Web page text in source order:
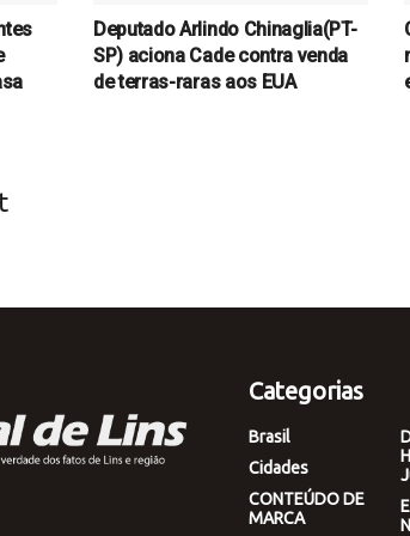
Deputado Arlindo Chinaglia(PT-
SP) aciona Cade contra venda
de terras-raras aos EUA
Categorias
Brasil
Cidades
CONTEÚDO DE
MARCA